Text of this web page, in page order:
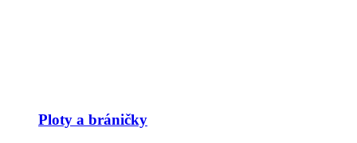
Ploty a bráničky